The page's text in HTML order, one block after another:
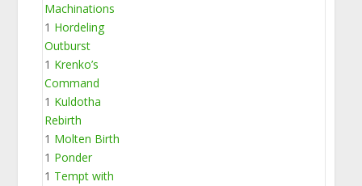
Machinations
1 Hordeling
Outburst
1 Krenko’s
Command
1 Kuldotha
Rebirth
1 Molten Birth
1 Ponder
1 Tempt with